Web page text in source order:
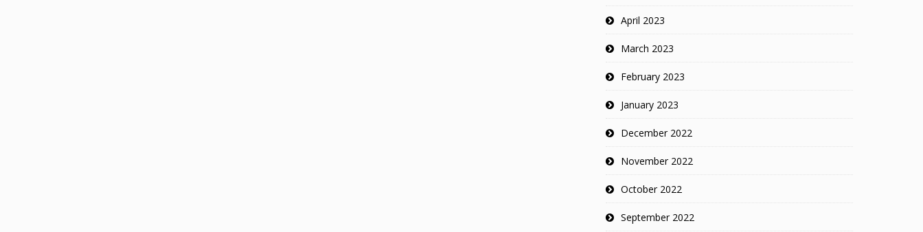
April 2023
March 2023
February 2023
January 2023
December 2022
November 2022
October 2022
September 2022